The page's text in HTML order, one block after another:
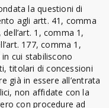
la questioni di
agli artt. 41, comma
1, comma 1,
177, comma 1,
cui stabiliscono
titolari di concessioni
già in essere all’entrata
non affidate con la
con procedure ad